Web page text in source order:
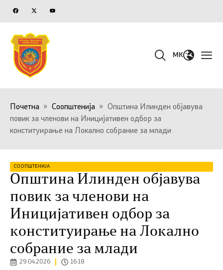
MK
Почетна » Соопштенија »
Општина Илинден објавува
повик за членови на Иницијативен одбор за
конституирање на Локално собрание за млади
СООПШТЕНИЈА
Општина Илинден објавува
повик за членови на
Иницијативен одбор за
конституирање на Локално
собрание за млади
29.04.2026 16:18